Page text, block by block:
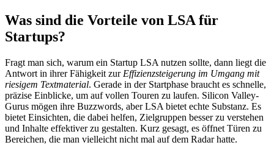
Was sind die Vorteile von LSA für
Startups?
Fragt man sich, warum ein Startup LSA nutzen sollte, dann liegt die
Antwort in ihrer Fähigkeit zur Effizienzsteigerung im Umgang mit
riesigem Textmaterial. Gerade in der Startphase braucht es schnelle,
präzise Einblicke, um auf vollen Touren zu laufen. Silicon Valley-
Gurus mögen ihre Buzzwords, aber LSA bietet echte Substanz. Es
bietet Einsichten, die dabei helfen, Zielgruppen besser zu verstehen
und Inhalte effektiver zu gestalten. Kurz gesagt, es öffnet Türen zu
Bereichen, die man vielleicht nicht mal auf dem Radar hatte.